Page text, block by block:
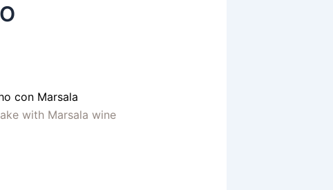
con Marsala
with Marsala wine